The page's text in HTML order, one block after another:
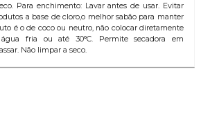
Para enchimento: Lavar antes de usar. Evitar
a base de cloro,o melhor sabão para manter
é o de coco ou neutro, não colocar diretamente
fria ou até 30°C. Permite secadora em
Não limpar a seco.